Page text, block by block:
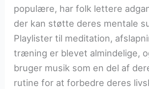
populære, har folk lettere
der kan støtte deres mentale
Playlister til meditation,
træning er blevet almindelige,
bruger musik som en del af
rutine for at forbedre deres